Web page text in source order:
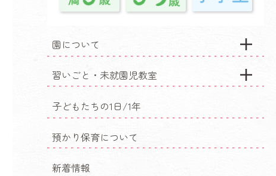
園について
習いごと・未就園児教室
子どもたちの1日/1年
預かり保育について
新着情報